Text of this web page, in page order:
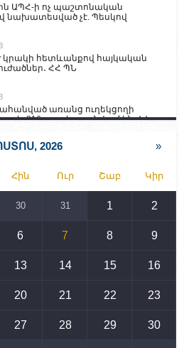
ԱՊՀ-ի ոչ պաշտոնական
նախատեսված չէ. Պեսկով
կրակի հետևանքով հայկական
ՀՀ ՊՆ
առանց ուղեկցողի
և 216 տարեց գտնվում են ՀՀ
հոգածության ներքո
համար շահավետ
հաղորդակցությունների
ոչ՝ միջազգային
կասեցնելու համար. իսպանացի
է
դիրքերի անձնակազմի
2026 »
Հին Ուր Շաբ Կիր
30 31 1 2
6 7 8 9
13 14 15 16
20 21 22 23
27 28 29 30